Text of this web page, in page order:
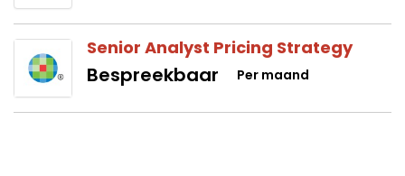
Senior Analyst Pricing Strategy
Bespreekbaar Per maand